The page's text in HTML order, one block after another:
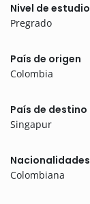
Nivel de estudio
Pregrado
País de origen
Colombia
País de destino
Singapur
Nacionalidades
Colombiana